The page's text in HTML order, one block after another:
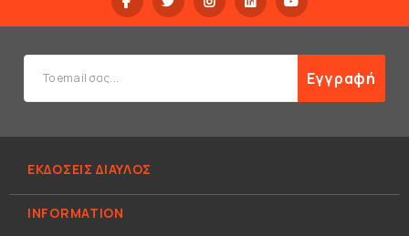
Εγγραφή
ΕΚΔΟΣΕΙΣ ΔΙΑΥΛΟΣ
INFORMATION